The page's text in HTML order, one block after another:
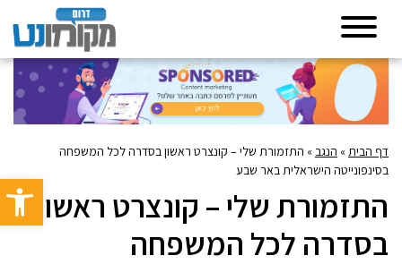
פתח
דף הבית» הנגב» התזמורת שלי – קונצרט ראשון בסדרה לכל המשפחה
בסינפונייטה הישראלית באר שבע
התזמורת שלי – קונצרט ראשון
בסדרה לכל המשפחה